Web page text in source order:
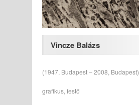
Vincze Balázs
(1947, Budapest ‒ 2008, Budapest)
grafikus, festő